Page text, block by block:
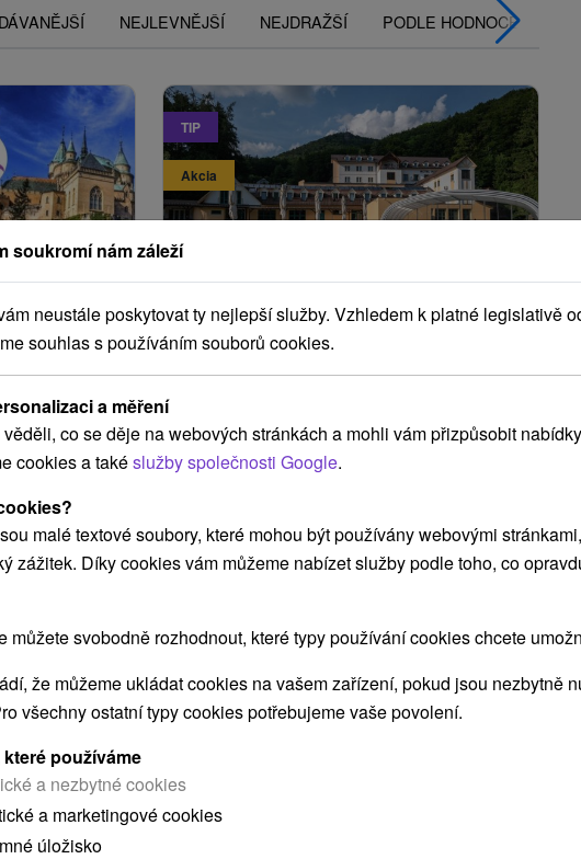
NEJLEVNĚJŠÍ NEJDRAŽŠÍ PODLE HODNOCENÍ
376,08Kč
/noc/osoba
Penze
a
ideální
TIP
Akcia
od1 900,86Kč
/noc/osoba
Léto s Rematou: Ideální volba pro
Bojnic
Horský hotel Remata
Letní pobyt s polopenzí, vnitřním i venkovním
MOHLY TAKÉ ZAJÍMAT
soukromí nám záleží
neustále poskytovat ty nejlepší služby. Vzhledem k platné legislativě
souhlas s používáním souborů cookies.
a měření
co se děje na webových stránkách a mohli vám přizpůsobit
cookies a takéslužby společnosti Google.
malé textové soubory, které mohou být používány webovými
zážitek. Díky cookies vám můžeme nabízet služby podle toho, co
můžete svobodně rozhodnout, které typy používání cookies chcete
že můžeme ukládat cookies na vašem zařízení, pokud jsou nezbytně
všechny ostatní typy cookies potřebujeme vaše povolení.
používáme
a nezbytné cookies
a marketingové cookies
úložisko